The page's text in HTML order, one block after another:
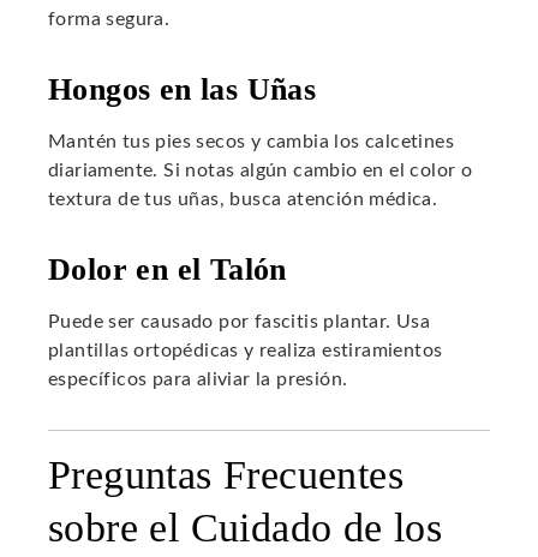
forma segura.
Hongos en las Uñas
Mantén tus pies secos y cambia los calcetines
diariamente. Si notas algún cambio en el color o
textura de tus uñas, busca atención médica.
Dolor en el Talón
Puede ser causado por fascitis plantar. Usa
plantillas ortopédicas y realiza estiramientos
específicos para aliviar la presión.
Preguntas Frecuentes
sobre el Cuidado de los